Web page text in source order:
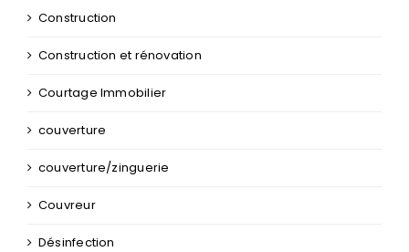
Construction
Construction et rénovation
Courtage Immobilier
couverture
couverture/zinguerie
Couvreur
Désinfection